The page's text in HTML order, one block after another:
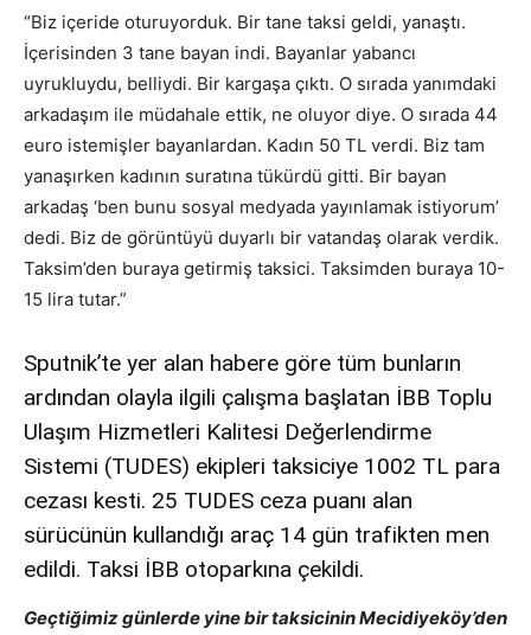
“Biz içeride oturuyorduk. Bir tane taksi geldi, yanaştı.
İçerisinden 3 tane bayan indi. Bayanlar yabancı
uyrukluydu, belliydi. Bir kargaşa çıktı. O sırada yanımdaki
arkadaşım ile müdahale ettik, ne oluyor diye. O sırada 44
euro istemişler bayanlardan. Kadın 50 TL verdi. Biz tam
yanaşırken kadının suratına tükürdü gitti. Bir bayan
arkadaş ‘ben bunu sosyal medyada yayınlamak istiyorum’
dedi. Biz de görüntüyü duyarlı bir vatandaş olarak verdik.
Taksim’den buraya getirmiş taksici. Taksimden buraya 10-
15 lira tutar.”
Sputnik’te yer alan habere göre tüm bunların
ardından olayla ilgili çalışma başlatan İBB Toplu
Ulaşım Hizmetleri Kalitesi Değerlendirme
Sistemi (TUDES) ekipleri taksiciye 1002 TL para
cezası kesti. 25 TUDES ceza puanı alan
sürücünün kullandığı araç 14 gün trafikten men
edildi. Taksi İBB otoparkına çekildi.
Geçtiğimiz günlerde yine bir taksicinin Mecidiyeköy’den